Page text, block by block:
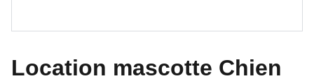
Location mascotte Chien